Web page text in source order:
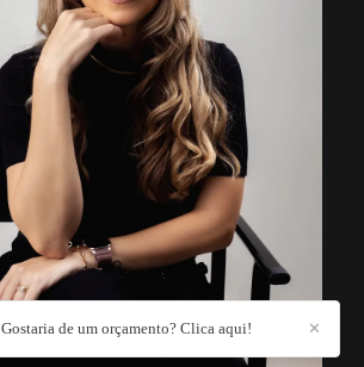
✕
Gostaria de um orçamento? Clica aqui!